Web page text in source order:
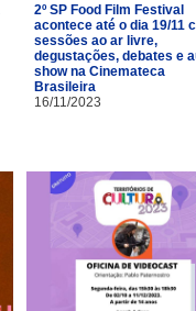
2º SP Food Film Festival
acontece até o dia 19/11
sessões ao ar livre,
degustações, debates e
show na Cinemateca
Brasileira
16/11/2023